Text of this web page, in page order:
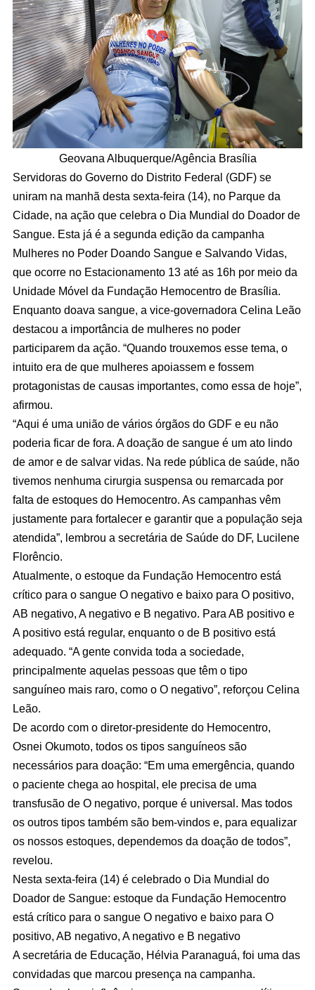
Geovana Albuquerque/Agência Brasília
Servidoras do Governo do Distrito Federal (GDF) se
uniram na manhã desta sexta-feira (14), no Parque da
Cidade, na ação que celebra o Dia Mundial do Doador de
Sangue. Esta já é a segunda edição da campanha
Mulheres no Poder Doando Sangue e Salvando Vidas,
que ocorre no Estacionamento 13 até as 16h por meio da
Unidade Móvel da Fundação Hemocentro de Brasília.
Enquanto doava sangue, a vice-governadora Celina Leão
destacou a importância de mulheres no poder
participarem da ação. “Quando trouxemos esse tema, o
intuito era de que mulheres apoiassem e fossem
protagonistas de causas importantes, como essa de hoje”,
afirmou.
“Aqui é uma união de vários órgãos do GDF e eu não
poderia ficar de fora. A doação de sangue é um ato lindo
de amor e de salvar vidas. Na rede pública de saúde, não
tivemos nenhuma cirurgia suspensa ou remarcada por
falta de estoques do Hemocentro. As campanhas vêm
justamente para fortalecer e garantir que a população seja
atendida”, lembrou a secretária de Saúde do DF, Lucilene
Florêncio.
Atualmente, o estoque da Fundação Hemocentro está
crítico para o sangue O negativo e baixo para O positivo,
AB negativo, A negativo e B negativo. Para AB positivo e
A positivo está regular, enquanto o de B positivo está
adequado. “A gente convida toda a sociedade,
principalmente aquelas pessoas que têm o tipo
sanguíneo mais raro, como o O negativo”, reforçou Celina
Leão.
De acordo com o diretor-presidente do Hemocentro,
Osnei Okumoto, todos os tipos sanguíneos são
necessários para doação: “Em uma emergência, quando
o paciente chega ao hospital, ele precisa de uma
transfusão de O negativo, porque é universal. Mas todos
os outros tipos também são bem-vindos e, para equalizar
os nossos estoques, dependemos da doação de todos”,
revelou.
Nesta sexta-feira (14) é celebrado o Dia Mundial do
Doador de Sangue: estoque da Fundação Hemocentro
está crítico para o sangue O negativo e baixo para O
positivo, AB negativo, A negativo e B negativo
A secretária de Educação, Hélvia Paranaguá, foi uma das
convidadas que marcou presença na campanha.